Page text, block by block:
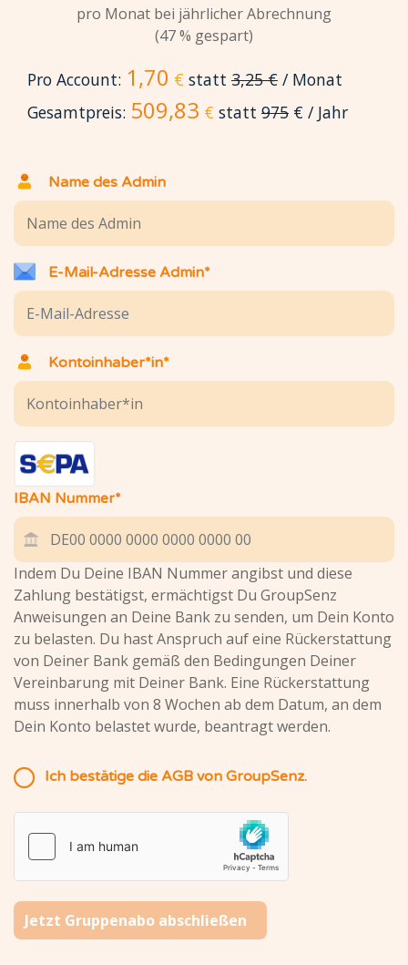
pro Monat bei jährlicher Abrechnung
(47% gespart)
Pro Account: 1,70 € statt 3,25 € / Monat
Gesamtpreis: 509,83 € statt 975 € / Jahr
Name des Admin
E-Mail-Adresse Admin*
Kontoinhaber*in*
IBAN Nummer*
Indem Du Deine IBAN Nummer angibst und diese
Zahlung bestätigst, ermächtigst Du GroupSenz
Anweisungen an Deine Bank zu senden, um Dein Konto
zu belasten. Du hast Anspruch auf eine Rückerstattung
von Deiner Bank gemäß den Bedingungen Deiner
Vereinbarung mit Deiner Bank. Eine Rückerstattung
muss innerhalb von 8 Wochen ab dem Datum, an dem
Dein Konto belastet wurde, beantragt werden.
Ich bestätige die AGB von GroupSenz.
Jetzt Gruppenabo abschließen